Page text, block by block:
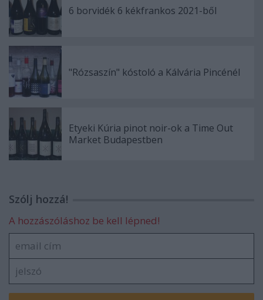
6 borvidék 6 kékfrankos 2021-ből
"Rózsaszín" kóstoló a Kálvária Pincénél
Etyeki Kúria pinot noir-ok a Time Out
Market Budapestben
Szólj hozzá!
A hozzászóláshoz be kell lépned!